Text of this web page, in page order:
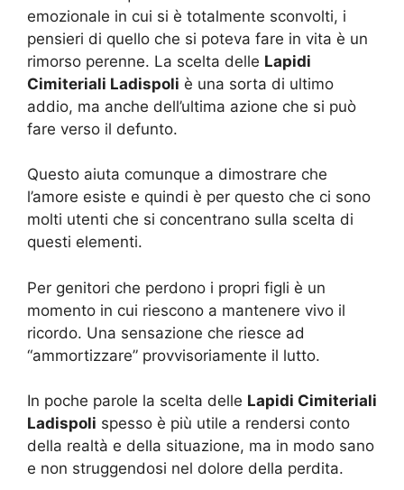
emozionale in cui si è totalmente sconvolti, i
pensieri di quello che si poteva fare in vita è un
rimorso perenne. La scelta delle Lapidi
Cimiteriali Ladispoli è una sorta di ultimo
addio, ma anche dell’ultima azione che si può
fare verso il defunto.
Questo aiuta comunque a dimostrare che
l’amore esiste e quindi è per questo che ci sono
molti utenti che si concentrano sulla scelta di
questi elementi.
Per genitori che perdono i propri figli è un
momento in cui riescono a mantenere vivo il
ricordo. Una sensazione che riesce ad
“ammortizzare” provvisoriamente il lutto.
In poche parole la scelta delle Lapidi Cimiteriali
Ladispoli spesso è più utile a rendersi conto
della realtà e della situazione, ma in modo sano
e non struggendosi nel dolore della perdita.